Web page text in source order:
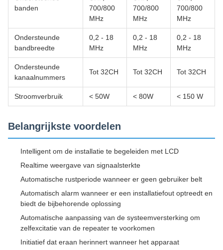
banden
700/800
MHz
700/800
MHz
700/800
MHz
Ondersteunde
bandbreedte
0,2 - 18
MHz
0,2 - 18
MHz
0,2 - 18
MHz
Ondersteunde
kanaalnummers
Tot 32CH Tot 32CH Tot 32CH
Stroomverbruik < 50W < 80W < 150 W
Belangrijkste voordelen
Intelligent om de installatie te begeleiden met LCD
Realtime weergave van signaalsterkte
Automatische rustperiode wanneer er geen gebruiker belt
Automatisch alarm wanneer er een installatiefout optreedt en
biedt de bijbehorende oplossing
Automatische aanpassing van de systeemversterking om
zelfexcitatie van de repeater te voorkomen
Initiatief dat eraan herinnert wanneer het apparaat